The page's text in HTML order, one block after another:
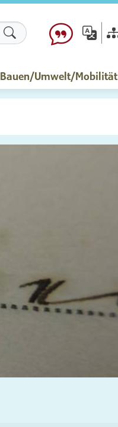
Formularschaltfläche
Bauen/Umwelt/Mobilität